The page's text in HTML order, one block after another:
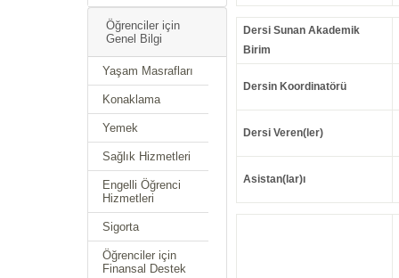
Öğrenciler için
Genel Bilgi
Yaşam Masrafları
Konaklama
Yemek
Sağlık Hizmetleri
Engelli Öğrenci
Hizmetleri
Sigorta
Öğrenciler için
Finansal Destek
Dersi Sunan Akademik
Birim
Dersin Koordinatörü
Dersi Veren(ler)
Asistan(lar)ı